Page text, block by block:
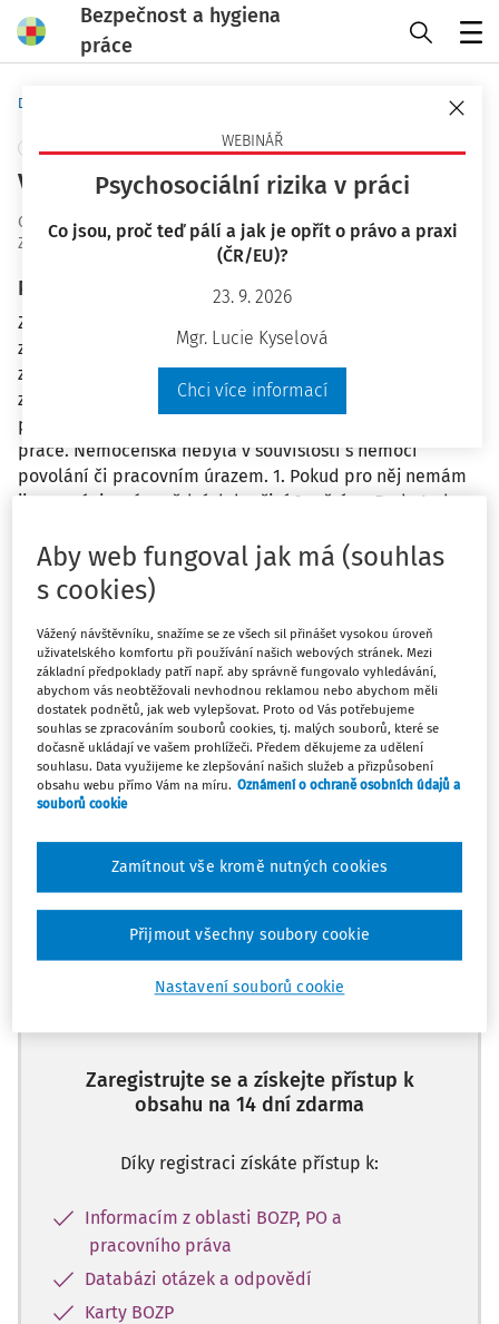
Bezpečnost a hygiena
práce
WEBINÁŘ
Psychosociální rizika v práci
Co jsou, proč teď pálí a jak je opřít o právo a praxi
(ČR/EU)?
23. 9. 2026
Mgr. Lucie Kyselová
Chci více informací
Domů
+ PŘIDAT VLASTNÍ
Výpověď pro zdravotní nezpůsobilost
OaO ID :56115
Zodpovězeno :11. 11. 2025
Plné znění otázky
Zaměstnanec byl rok v nemocenské, nyní se vrátil a
závodní lékař vystavil posudek, že dlouhodobě pozbyl
zdravotní způsobilost. Protože nemáme pro
zaměstnance jinou práci, na kterou bychom ho mohli
převést, chceme mu dát výpověď dle § 52e zákoníku
práce. Nemocenská nebyla v souvislosti s nemoci
povolání či pracovním úrazem. 1. Pokud pro něj nemám
jinou práci a výpovědní doba činí 2 měsíce. Bude tedy
výdělku po dobu výpovědní doby? 2. Přepokládám, že na
odstupné v tomto případě nemá nárok. 3. Pokud by chtěl
zaměstnanec ukončit pracovním poměr okamžitě, má
nárok na vyplacení náhrady ve výši 2násobku, jako je
výpovědní doba nebo ne? 4. Lze se zaměstnancem v
tomto případě ukončit i dohodou dle § 49 zákoníku
práce? Není to protiprávní?
Odpověď
Máte předplatné? Přihlaste se
Tento dokument je jen pro
předplatitele
Zaregistrujte se a získejte přístup k
obsahu na 14 dní zdarma
Díky registraci získáte přístup k:
Informacím z oblasti BOZP, PO a
pracovního práva
Databázi otázek a odpovědí
Karty BOZP
Aby web fungoval jak má (souhlas
s cookies)
Vážený návštěvníku, snažíme se ze všech sil přinášet vysokou úroveň
uživatelského komfortu při používání našich webových stránek. Mezi
základní předpoklady patří např. aby správně fungovalo vyhledávání,
abychom vás neobtěžovali nevhodnou reklamou nebo abychom měli
dostatek podnětů, jak web vylepšovat. Proto od Vás potřebujeme
souhlas se zpracováním souborů cookies, tj. malých souborů, které se
dočasně ukládají ve vašem prohlížeči. Předem děkujeme za udělení
souhlasu. Data využijeme ke zlepšování našich služeb a přizpůsobení
obsahu webu přímo Vám na míru. Oznámení o ochraně osobních údajů a
souborů cookie
Nastavení souborů cookie
Zamítnout vše kromě nutných cookies
Přijmout všechny soubory cookie